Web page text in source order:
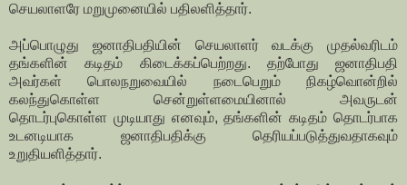
செயலாளரே மறுமுனையில் பதிலளித்தார்.
அப்பொழுது ஜனாதிபதியின் செயலாளர் வடக்கு முதல்வரிடம்
தங்களின் கடிதம் கிடைக்கப்பெற்றது. தற்போது ஜனாதிபதி
அவர்கள் பொலநறுவையில் நடைபெறும் நிகழ்வொன்றில்
கலந்துகொள்ள சென்றுள்ளமையினால் அவருடன்
தொடர்புகொள்ள முடியாது எனவும், தங்களின் கடிதம் தொடர்பாக
உடனடியாக ஜனாதிபதிக்கு தெரியப்படுத்துவதாகவும்
உறுதியளித்தார்.